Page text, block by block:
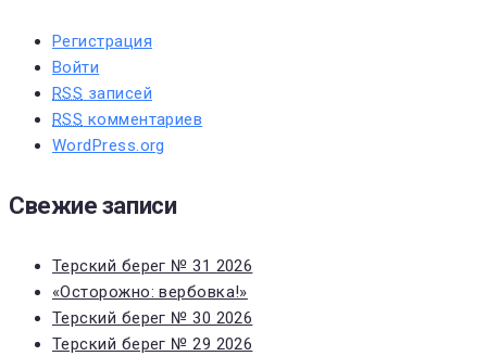
Регистрация
Войти
RSS записей
RSS комментариев
WordPress.org
Свежие записи
Терский берег № 31 2026
«Осторожно: вербовка!»
Терский берег № 30 2026
Терский берег № 29 2026